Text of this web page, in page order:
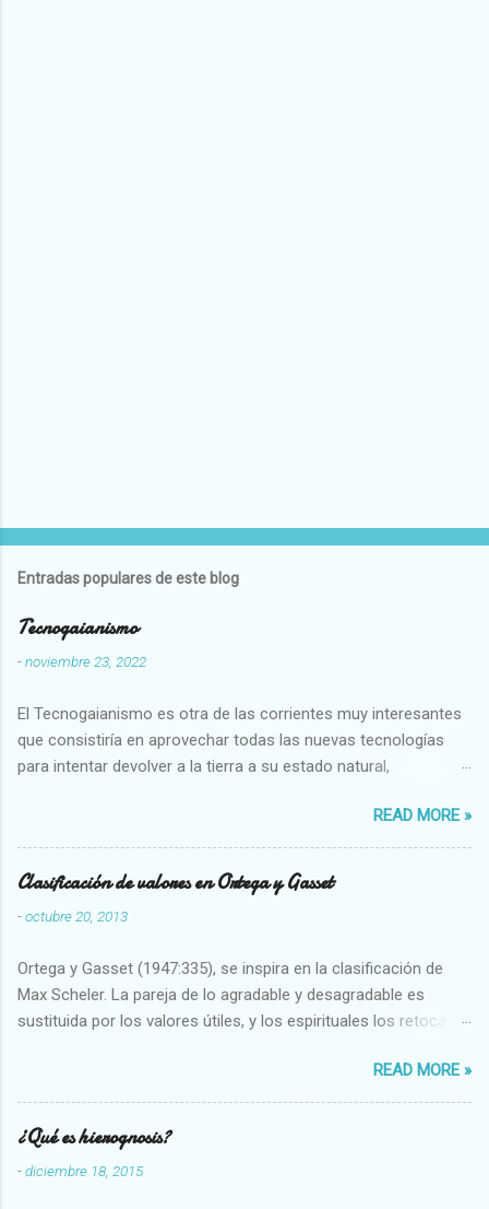
Entradas populares de este blog
Tecnogaianismo
-noviembre 23, 2022
El Tecnogaianismo es otra de las corrientes muy interesantes
que consistiría en aprovechar todas las nuevas tecnologías
para intentar devolver a la tierra a su estado natural,
READ MORE »
Clasificación de valores en Ortega y Gasset
-octubre 20, 2013
Ortega y Gasset (1947:335), se inspira en la clasificación de
Max Scheler. La pareja de lo agradable y desagradable es
sustituida por los valores útiles, y los espirituales los retoca.
Abundante-Escaso,etc 2 VITALES Sano-Enfermo Selecto-
Vulgar Enérgico-Inerte Fuerte-Débil,etc. 3 ESPIRITUALES a)
Intelectuales Conocimiento-Error Exacto-Aproximado
Evidente-Probable,etc b) Morales Bueno-malo Bondadoso-
malvado Justo-Injusto Escrupuloso-Relajado Leal-Desleal,etc.
READ MORE »
¿Qué es hierognosis?
-diciembre 18, 2015